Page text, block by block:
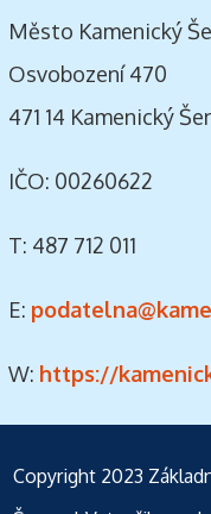
Město Kamenický
Osvobození 470
471 14 Kamenický
IČO: 00260622
T: 487 712 011
E:
W: https://
Copyright 2023